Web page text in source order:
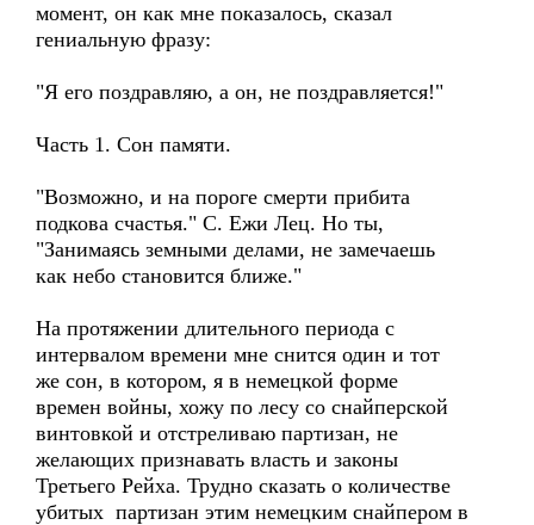
момент, он как мне показалось, сказал
гениальную фразу:
"Я его поздравляю, а он, не поздравляется!"
Часть 1. Сон памяти.
"Возможно, и на пороге смерти прибита
подкова счастья." С. Ежи Лец. Но ты,
"Занимаясь земными делами, не замечаешь
как небо становится ближе."
На протяжении длительного периода с
интервалом времени мне снится один и тот
же сон, в котором, я в немецкой форме
времен войны, хожу по лесу со снайперской
винтовкой и отстреливаю партизан, не
желающих признавать власть и законы
Третьего Рейха. Трудно сказать о количестве
убитых партизан этим немецким снайпером в